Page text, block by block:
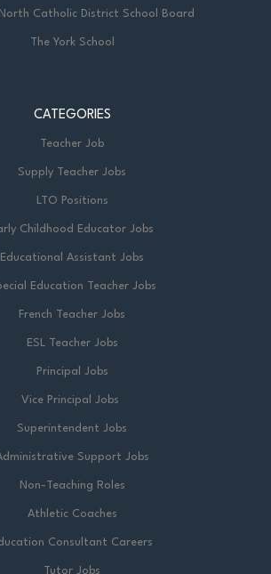
Catholic District School Board
The York School
CATEGORIES
Teacher Job
Supply Teacher Jobs
LTO Positions
Childhood Educator Jobs
Educational Assistant Jobs
Education Teacher Jobs
French Teacher Jobs
ESL Teacher Jobs
Principal Jobs
Vice Principal Jobs
Superintendent Jobs
Support Jobs
Non-Teaching Roles
Athletic Coaches
Consultant Careers
Tutor Jobs